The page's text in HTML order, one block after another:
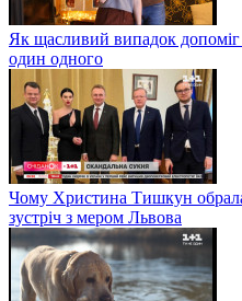
Як щасливий випадок
один одного
Чому Христина Тишкун
зустріч з мером Львова